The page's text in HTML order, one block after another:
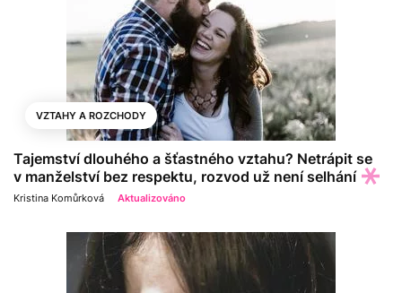
VZTAHY A ROZCHODY
Tajemství dlouhého a šťastného vztahu? Netrápit se
v manželství bez respektu, rozvod už není selhání
Kristina Komůrková Aktualizováno